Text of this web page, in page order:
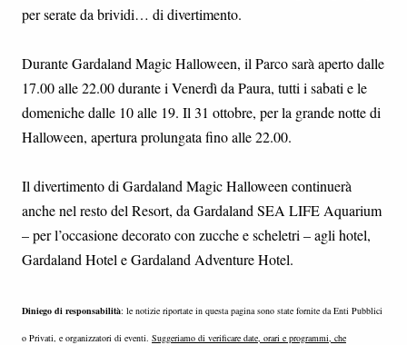
per serate da brividi… di divertimento.
Durante Gardaland Magic Halloween, il Parco sarà aperto dalle
17.00 alle 22.00 durante i Venerdì da Paura, tutti i sabati e le
domeniche dalle 10 alle 19. Il 31 ottobre, per la grande notte di
Halloween, apertura prolungata fino alle 22.00.
Il divertimento di Gardaland Magic Halloween continuerà
anche nel resto del Resort, da Gardaland SEA LIFE Aquarium
– per l’occasione decorato con zucche e scheletri – agli hotel,
Gardaland Hotel e Gardaland Adventure Hotel.
Diniego di responsabilità: le notizie riportate in questa pagina sono state fornite da Enti Pubblici
o Privati, e organizzatori di eventi. Suggeriamo di verificare date, orari e programmi, che